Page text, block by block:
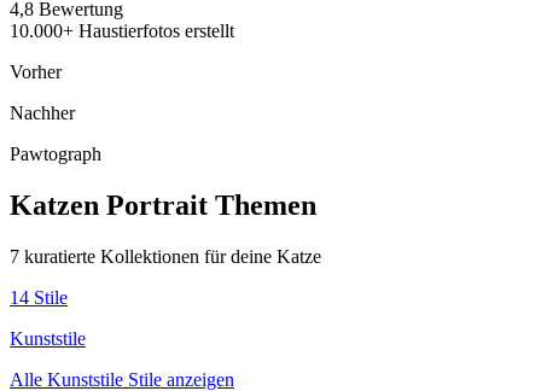
4,8 Bewertung
10.000+ Haustierfotos erstellt
Vorher
Nachher
Pawtograph
Katzen Portrait Themen
7 kuratierte Kollektionen für deine Katze
14 Stile
Kunststile
Alle Kunststile Stile anzeigen